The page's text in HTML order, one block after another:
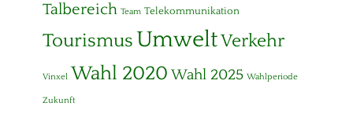
Talbereich Team Telekommunikation
TourismusUmweltVerkehr
Vinxel Wahl 2020 Wahl 2025 Wahlperiode
Zukunft